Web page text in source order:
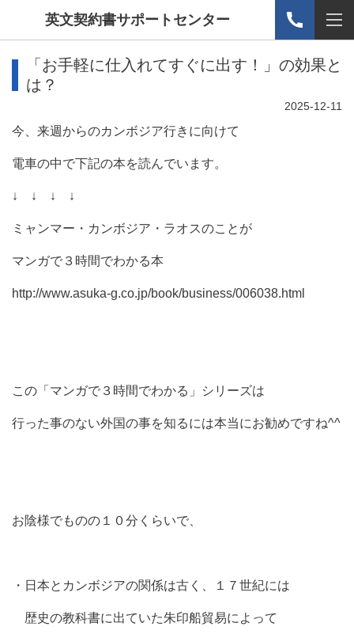
英文契約書サポートセンター
「お手軽に仕入れてすぐに出す！」の効果と
は？
2025-12-11
今、来週からのカンボジア行きに向けて
電車の中で下記の本を読んでいます。
↓ ↓ ↓ ↓
ミャンマー・カンボジア・ラオスのことが
マンガで３時間でわかる本
http://www.asuka-g.co.jp/book/business/006038.html
この「マンガで３時間でわかる」シリーズは
行った事のない外国の事を知るには本当にお勧めですね^^
お陰様でものの１０分くらいで、
・日本とカンボジアの関係は古く、１７世紀には
歴史の教科書に出ていた朱印船貿易によって